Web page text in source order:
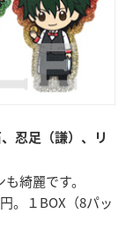
忍足（謙）、リ
綺麗です。
。１BOX（8パッ